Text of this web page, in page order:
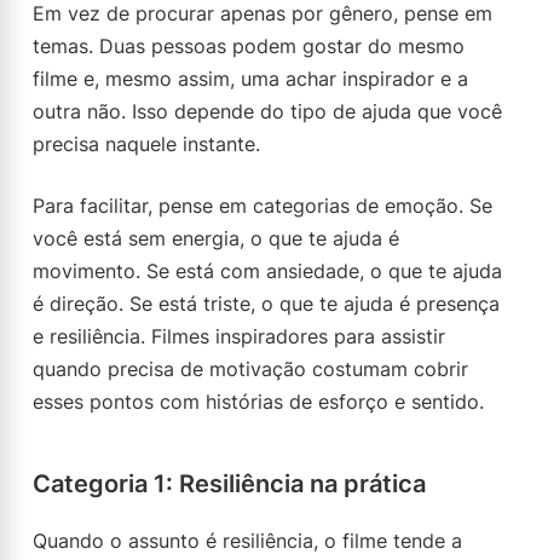
Em vez de procurar apenas por gênero, pense em
temas. Duas pessoas podem gostar do mesmo
filme e, mesmo assim, uma achar inspirador e a
outra não. Isso depende do tipo de ajuda que você
precisa naquele instante.
Para facilitar, pense em categorias de emoção. Se
você está sem energia, o que te ajuda é
movimento. Se está com ansiedade, o que te ajuda
é direção. Se está triste, o que te ajuda é presença
e resiliência. Filmes inspiradores para assistir
quando precisa de motivação costumam cobrir
esses pontos com histórias de esforço e sentido.
Categoria 1: Resiliência na prática
Quando o assunto é resiliência, o filme tende a